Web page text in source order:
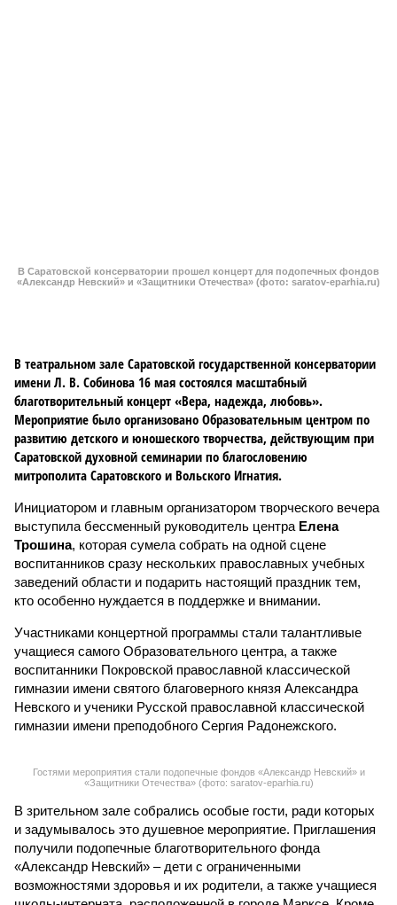
митрополита Саратовского и Вольского Игнатия.
заведений области и подарить настоящий праздник тем,
кто особенно нуждается в поддержке и внимании.
Участниками концертной программы стали талантливые
учащиеся самого Образовательного центра, а также
воспитанники Покровской православной классической
гимназии имени святого благоверного князя Александра
гимназии имени преподобного Сергия Радонежского.
Гостями мероприятия стали подопечные фондов «Александр Невский» и
«Защитники Отечества» (фото: saratov-eparhia.ru)
В зрительном зале собрались особые гости, ради которых
и задумывалось это душевное мероприятие. Приглашения
получили подопечные благотворительного фонда
«Александр Невский» – дети с ограниченными
возможностями здоровья и их родители, а также учащиеся
школы-интерната, расположенной в городе Марксе. Кроме
филиала государственного фонда «Защитники Отечества»,
объединяющего членов семей участников специальной
военной операции. В зале также присутствовали сестры
епархиального общества «Милосердие» и прихожане
саратовских храмов.